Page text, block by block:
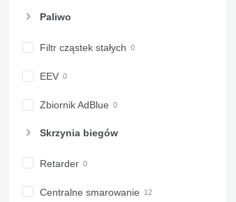
Paliwo
Filtr cząstek stałych
EEV
Zbiornik AdBlue
Skrzynia biegów
Retarder
Centralne smarowanie